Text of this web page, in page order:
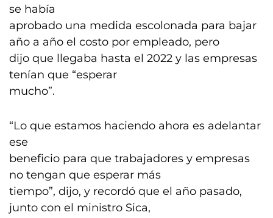
se había
aprobado una medida escolonada para bajar
año a año el costo por empleado, pero
dijo que llegaba hasta el 2022 y las empresas
tenían que “esperar
mucho”.
“Lo que estamos haciendo ahora es adelantar
ese
beneficio para que trabajadores y empresas
no tengan que esperar más
tiempo”, dijo, y recordó que el año pasado,
junto con el ministro Sica,